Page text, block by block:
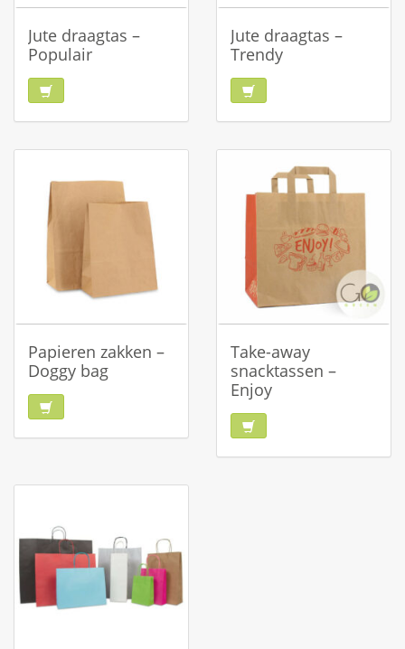
Jute draagtas –
Populair
Jute draagtas –
Trendy
Papieren zakken –
Doggy bag
Take-away
snacktassen –
Enjoy